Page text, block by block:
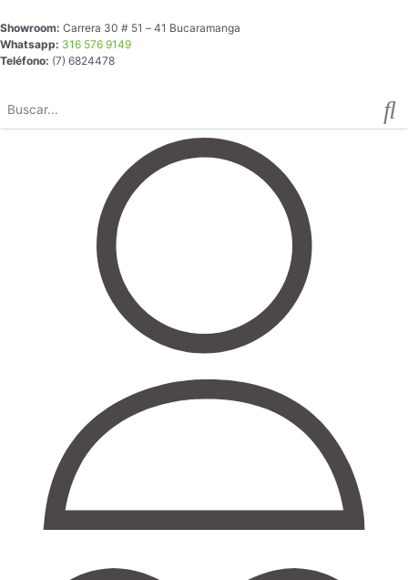
al
contenido
Showroom: Carrera 30 # 51 – 41 Bucaramanga
Whatsapp: 316 576 9149
Teléfono: (7) 6824478
de
Centro
en
cantidad